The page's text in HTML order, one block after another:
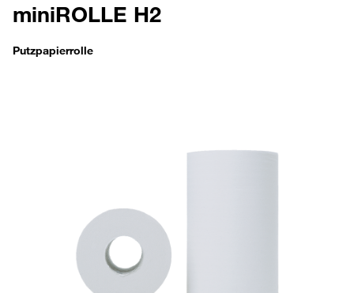
miniROLLE H2
Putzpapierrolle